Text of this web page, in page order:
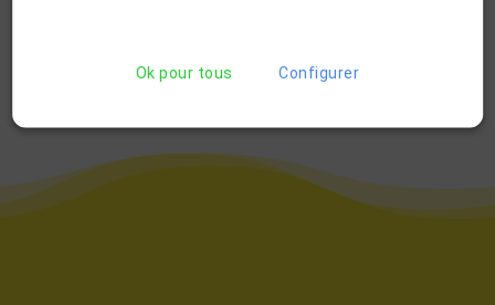
pièces courantes
Ok pour tous Configurer